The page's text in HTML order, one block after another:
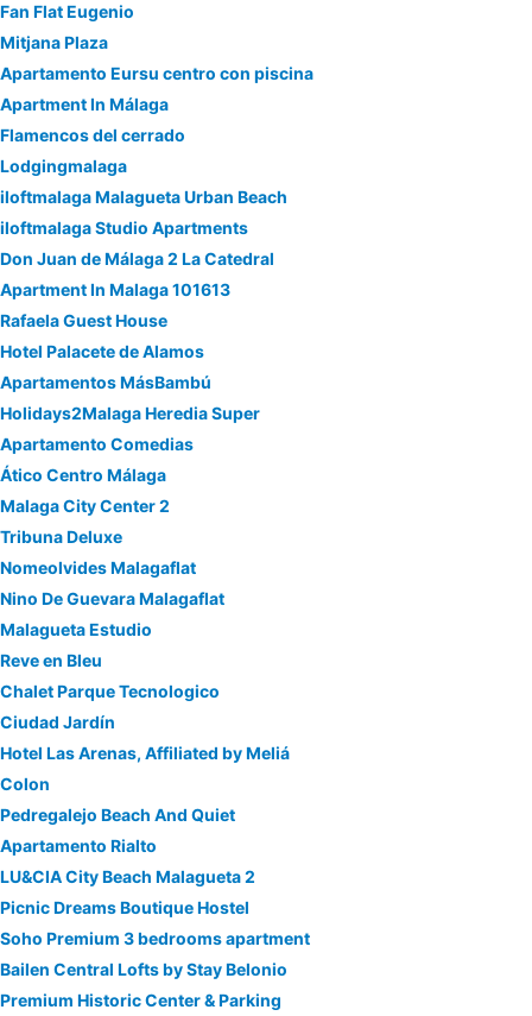
Fan Flat Eugenio
Mitjana Plaza
Apartamento Eursu centro con piscina
Apartment In Málaga
Flamencos del cerrado
Lodgingmalaga
iloftmalaga Malagueta Urban Beach
iloftmalaga Studio Apartments
Don Juan de Málaga 2 La Catedral
Apartment In Malaga 101613
Rafaela Guest House
Hotel Palacete de Alamos
Apartamentos MásBambú
Holidays2Malaga Heredia Super
Apartamento Comedias
Ático Centro Málaga
Malaga City Center 2
Tribuna Deluxe
Nomeolvides Malagaflat
Nino De Guevara Malagaflat
Malagueta Estudio
Reve en Bleu
Chalet Parque Tecnologico
Ciudad Jardín
Hotel Las Arenas, Affiliated by Meliá
Colon
Pedregalejo Beach And Quiet
Apartamento Rialto
LU&CIA City Beach Malagueta 2
Picnic Dreams Boutique Hostel
Soho Premium 3 bedrooms apartment
Bailen Central Lofts by Stay Belonio
Premium Historic Center & Parking